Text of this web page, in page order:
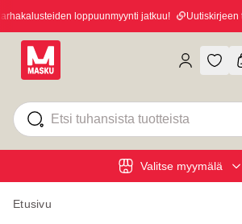
loppuunmyynti jatkuu! Uutiskirjeen
Valitse myymälä
Etusivu